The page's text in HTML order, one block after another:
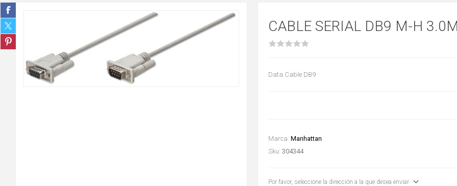
CABLE SERIAL DB9 M-H 3.0M
Data Cable DB9
Marca: Manhattan
Sku: 304344
Por favor, seleccione la dirección a la que desea enviar